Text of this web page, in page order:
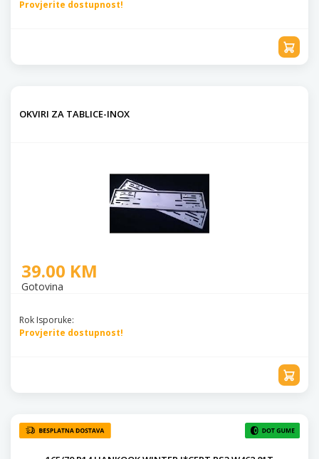
Provjerite dostupnost!
OKVIRI ZA TABLICE-INOX
39.00 KM
Gotovina
Rok Isporuke:
Provjerite dostupnost!